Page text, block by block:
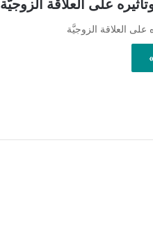
على العلاقة الزوجيَّة
العلاقة الزوجيَّة